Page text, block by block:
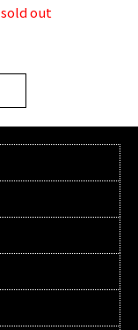
sold out